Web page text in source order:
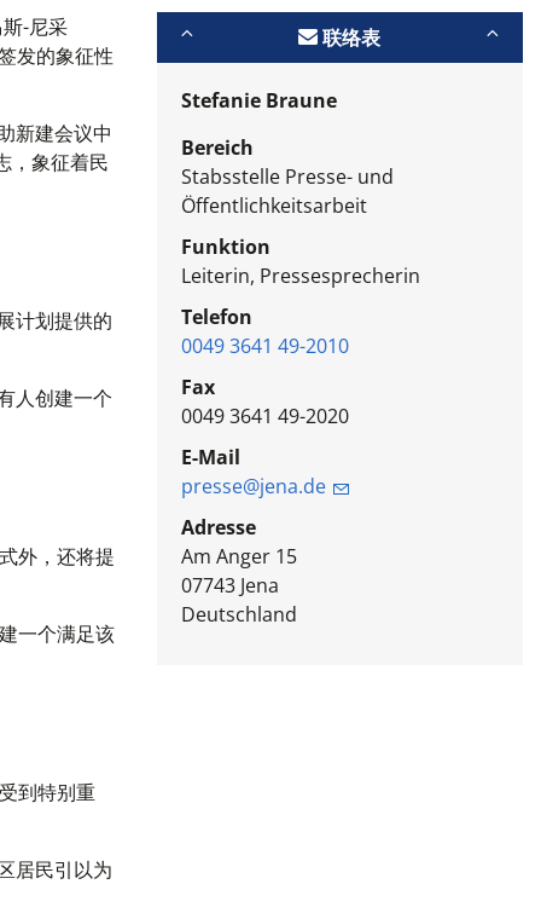
-尼采
发的象征性
新建会议中
，象征着民
计划提供的
人创建一个
外，还将提
一个满足该
到特别重
居民引以为
联络表
Stefanie Braune
Bereich
Stabsstelle Presse- und
Öffentlichkeitsarbeit
Funktion
Leiterin, Pressesprecherin
Telefon
0049 3641 49-2010
Fax
0049 3641 49-2020
E-Mail
presse@jena.de
Adresse
Am Anger 15
07743 Jena
Deutschland